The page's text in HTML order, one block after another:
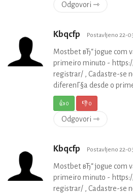
Odgovori ⇾
Kbqcfp Postavljeno 22-
Mostbet вЂ“ jogue com
primeiro minuto -
registrar/ , Cadastre-se
diferenГ§a desde o
👍0 👎0
Odgovori ⇾
Kbqcfp Postavljeno 22-
Mostbet вЂ“ jogue com
primeiro minuto -
registrar/ , Cadastre-se